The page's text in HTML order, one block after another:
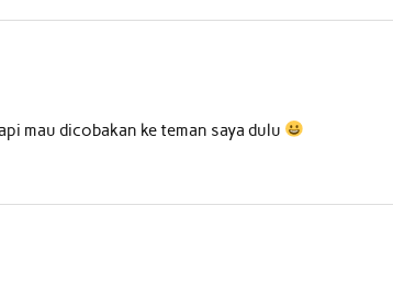
mau dicobakan ke teman saya dulu